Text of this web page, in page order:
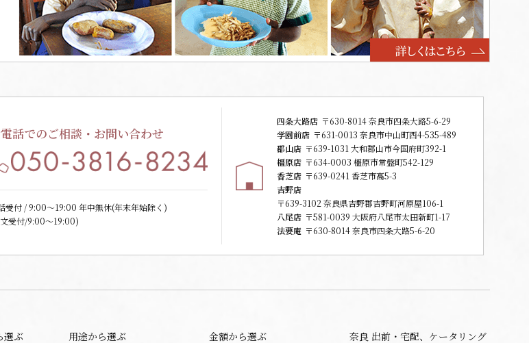
話でのご相談・お問い合わせ
受付 / 9:00〜19:00 年中無休(年末年始除く)
受付/9:00～19:00)
四条大路店 〒630-8014 奈良市四条大路5-6-29
学園前店 〒631-0013 奈良市中山町西4-535-489
郡山店 〒639-1031 大和郡山市今国府町392-1
橿原店 〒634-0003 橿原市常盤町542-129
香芝店 〒639-0241 香芝市高5-3
吉野店
〒639-3102 奈良県吉野郡吉野町河原屋106-1
八尾店 〒581-0039 大阪府八尾市太田新町1-17
法要庵 〒630-8014 奈良市四条大路5-6-20
選ぶ 用途から選ぶ 金額から選ぶ 奈良 出前・宅配、ケータリング